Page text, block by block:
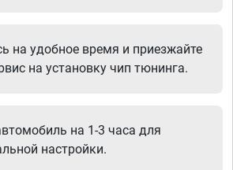
на удобное время и приезжайте
на установку чип тюнинга.
на 1-3 часа для
настройки.